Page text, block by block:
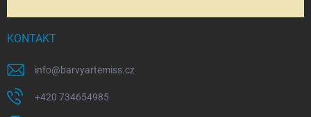
KONTAKT
info@barvyartemiss.cz
+420 734654985